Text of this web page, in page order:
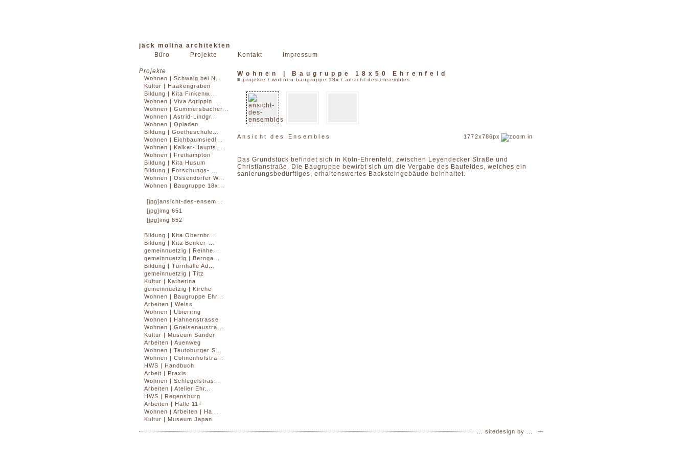
jäck molina architekten
Büro
Projekte Kontakt Impressum
Projekte
Wohnen | Schwaig bei N...
Kultur | Haakengraben
Bildung | Kita Finkenw...
Wohnen | Viva Agrippin...
Wohnen | Gummersbacher...
Wohnen | Astrid-Lindgr...
Wohnen | Opladen
Bildung | Goetheschule...
Wohnen | Eichbaumsiedl...
Wohnen | Kalker-Haupts...
Wohnen | Freihampton
Bildung | Kita Husum
Bildung | Forschungs- ...
Wohnen | Ossendorfer W...
Wohnen | Baugruppe 18x...
[jpg]ansicht-des-ensem...
[jpg]img 651
[jpg]img 652
Bildung | Kita Obernbr...
Bildung | Kita Benker-...
gemeinnuetzig | Reinhe...
gemeinnuetzig | Bernga...
Bildung | Turnhalle Ad...
gemeinnuetzig | Titz
Kultur | Katherina
gemeinnuetzig | Kirche
Wohnen | Baugruppe Ehr...
Arbeiten | Weiss
Wohnen | Ubierring
Wohnen | Hahnenstrasse
Wohnen | Gneisenaustra...
Kultur | Museum Sander
Arbeiten | Auenweg
Wohnen | Teutoburger S...
Wohnen | Cohnenhofstra...
HWS | Handbuch
Arbeit | Praxis
Wohnen | Schlegelstras...
Arbeiten | Atelier Ehr...
HWS | Regensburg
Arbeiten | Halle 11+
Wohnen | Arbeiten | Ha...
Kultur | Museum Japan
Wohnen | Baugruppe 18x50 Ehrenfeld
≡ projekte / wohnen-baugruppe-18x / ansicht-des-ensembles
Ansicht des Ensembles 1772x786px
Das Grundstück befindet sich in Köln-Ehrenfeld, zwischen Leyendecker Straße und
Christianstraße. Die Baugruppe bewirbt sich um die Vergabe des Baufeldes, welches ein
sanierungsbedürftiges, erhaltenswertes Backsteingebäude beinhaltet.
sitedesign by ...